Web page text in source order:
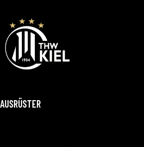
AUSRÜSTER